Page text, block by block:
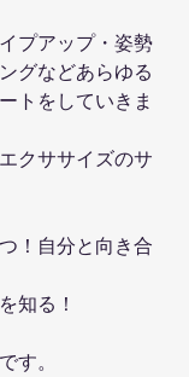
プアップ・姿勢
グなどあらゆる
トをしていきま
クササイズのサ
！自分と向き合
知る！
す。